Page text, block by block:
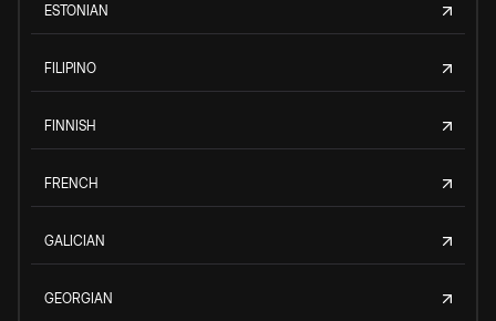
ESTONIAN
FILIPINO
FINNISH
FRENCH
GALICIAN
GEORGIAN